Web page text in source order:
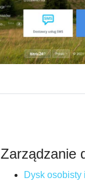
Zarządzanie
Dysk osobisty